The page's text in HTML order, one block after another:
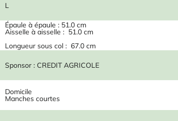
L
Épaule à épaule : 51.0 cm
Aisselle à aisselle : 51.0 cm
Longueur sous col : 67.0 cm
Sponsor : CREDIT AGRICOLE
Domicile
Manches courtes